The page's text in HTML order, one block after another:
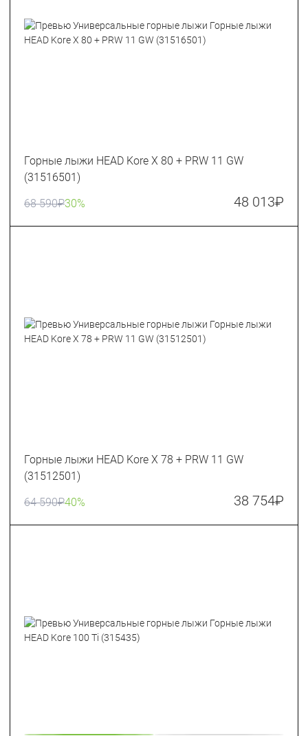
Горные лыжи HEAD Kore X 80 + PRW 11 GW
(31516501)
68 590₽30% 48 013₽
Горные лыжи HEAD Kore X 78 + PRW 11 GW
(31512501)
64 590₽40% 38 754₽